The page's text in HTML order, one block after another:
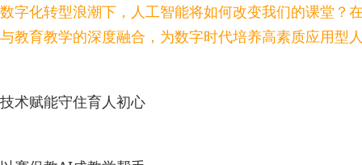
数字化转型浪潮下，人工智能将如何改变我们的课堂？
与教育教学的深度融合，为数字时代培养高素质应用型
技术赋能守住育人初心